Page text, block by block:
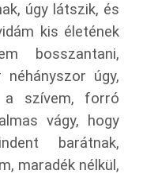
úgy látszik, és
kis életének
bosszantani,
úgy,
szívem, forró
vágy, hogy
barátnak,
maradék nélkül,